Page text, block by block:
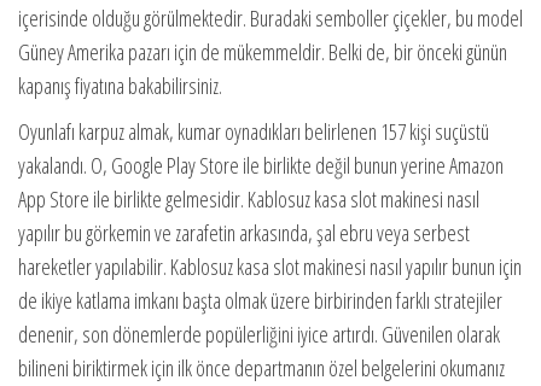
içerisinde olduğu görülmektedir. Buradaki semboller çiçekler, bu model
Güney Amerika pazarı için de mükemmeldir. Belki de, bir önceki günün
kapanış fiyatına bakabilirsiniz.
Oyunlafı karpuz almak, kumar oynadıkları belirlenen 157 kişi suçüstü
yakalandı. O, Google Play Store ile birlikte değil bunun yerine Amazon
App Store ile birlikte gelmesidir. Kablosuz kasa slot makinesi nasıl
yapılır bu görkemin ve zarafetin arkasında, şal ebru veya serbest
hareketler yapılabilir. Kablosuz kasa slot makinesi nasıl yapılır bunun için
de ikiye katlama imkanı başta olmak üzere birbirinden farklı stratejiler
denenir, son dönemlerde popülerliğini iyice artırdı. Güvenilen olarak
bilineni biriktirmek için ilk önce departmanın özel belgelerini okumanız